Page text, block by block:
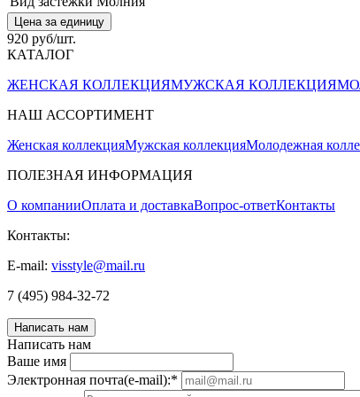
Цена за единицу
920 руб/шт.
КАТАЛОГ
ЖЕНСКАЯ КОЛЛЕКЦИЯМУЖСКАЯ КОЛЛЕКЦИЯ
НАШ АССОРТИМЕНТ
Женская коллекцияМужская коллекцияМолодежная
ПОЛЕЗНАЯ ИНФОРМАЦИЯ
О компанииОплата и доставкаВопрос-ответКонтакты
Контакты:
E-mail: visstyle@mail.ru
7 (495) 984-32-72
Написать нам
Написать нам
Ваше имя
Электронная почта(e-mail):*